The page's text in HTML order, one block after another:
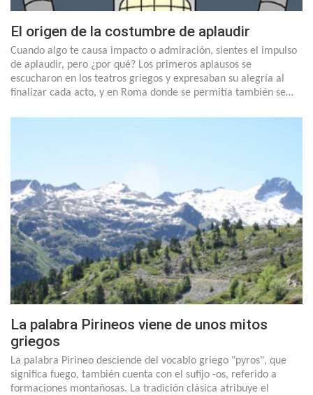
El origen de la costumbre de aplaudir
Cuando algo te causa impacto o admiración, sientes el impulso
de aplaudir, pero ¿por qué? Los primeros aplausos se
escucharon en los teatros griegos y expresaban su alegría al
finalizar cada acto, y en Roma donde se permitía también se…
La palabra Pirineos viene de unos mitos
griegos
La palabra Pirineo desciende del vocablo griego "pyros", que
significa fuego, también cuenta con el sufijo -os, referido a
formaciones montañosas. La tradición clásica atribuye el